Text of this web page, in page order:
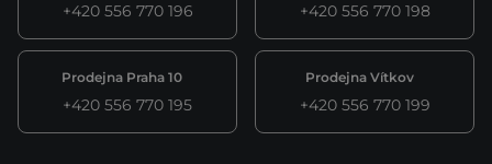
+420 556 770 196 +420 556 770 198
Prodejna Praha 10
+420 556 770 195
Prodejna Vítkov
+420 556 770 199